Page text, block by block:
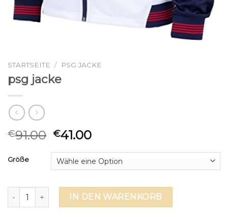
STARTSEITE / PSG JACKE
psg jacke
€91.00 €41.00
Größe
psg jacke MengeIN DEN WARENKORB